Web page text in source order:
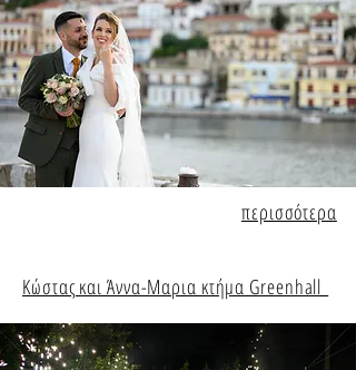
περισσότερα
Κώστας και Άννα-Μαρια κτήμα Greenhall